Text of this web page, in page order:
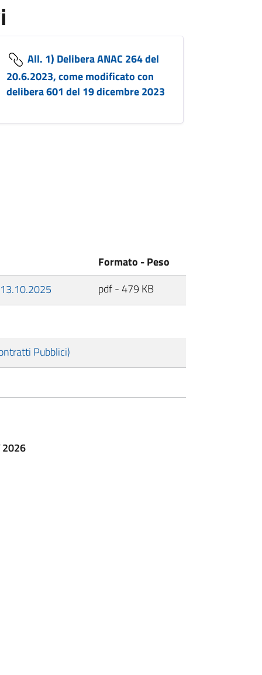
All. 1) Delibera ANAC 264 del
20.6.2023, come modificato con
delibera 601 del 19 dicembre 2023
Formato - Peso
pdf - 479 KB
Pubblici)
2026